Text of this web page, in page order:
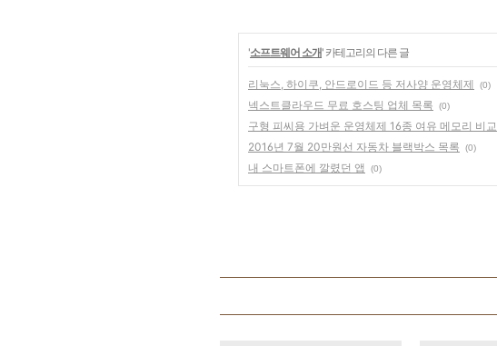
'소프트웨어 소개' 카테고리의 다른 글
리눅스, 하이쿠, 안드로이드 등 저사양 운영체제 (0)
넥스트클라우드 무료 호스팅 업체 목록 (0)
구형 피씨용 가벼운 운영체제 16종 여유 메모리 비교
2016년 7월 20만원선 자동차 블랙박스 목록 (0)
내 스마트폰에 깔렸던 앱 (0)